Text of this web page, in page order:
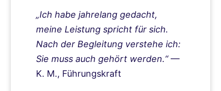
„Ich habe jahrelang gedacht,
meine Leistung spricht für sich.
Nach der Begleitung verstehe ich:
Sie muss auch gehört werden.“—
K. M., Führungskraft